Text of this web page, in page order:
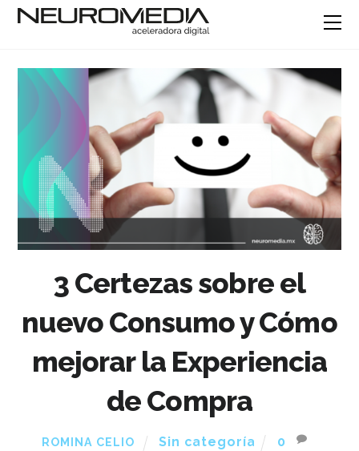
3 Certezas sobre el
nuevo Consumo y Cómo
mejorar la Experiencia
de Compra
ROMINA CELIO Sin categoría 0